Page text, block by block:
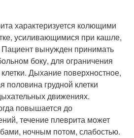
характеризуется колющими
усиливающимися при кашле,
вынужден принимать
боку, для ограничения
Дыхание поверхностное,
грудной клетки
движениях.
повышается до
течение плеврита может
ночным потом, слабостью.